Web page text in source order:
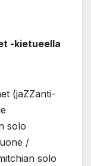
-kietueella
(jaZZanti-
solo
/
solo